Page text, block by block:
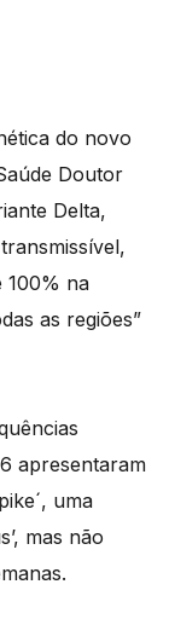
do novo
Doutor
Delta,
100% na
as regiões”
apresentaram
uma
mas não